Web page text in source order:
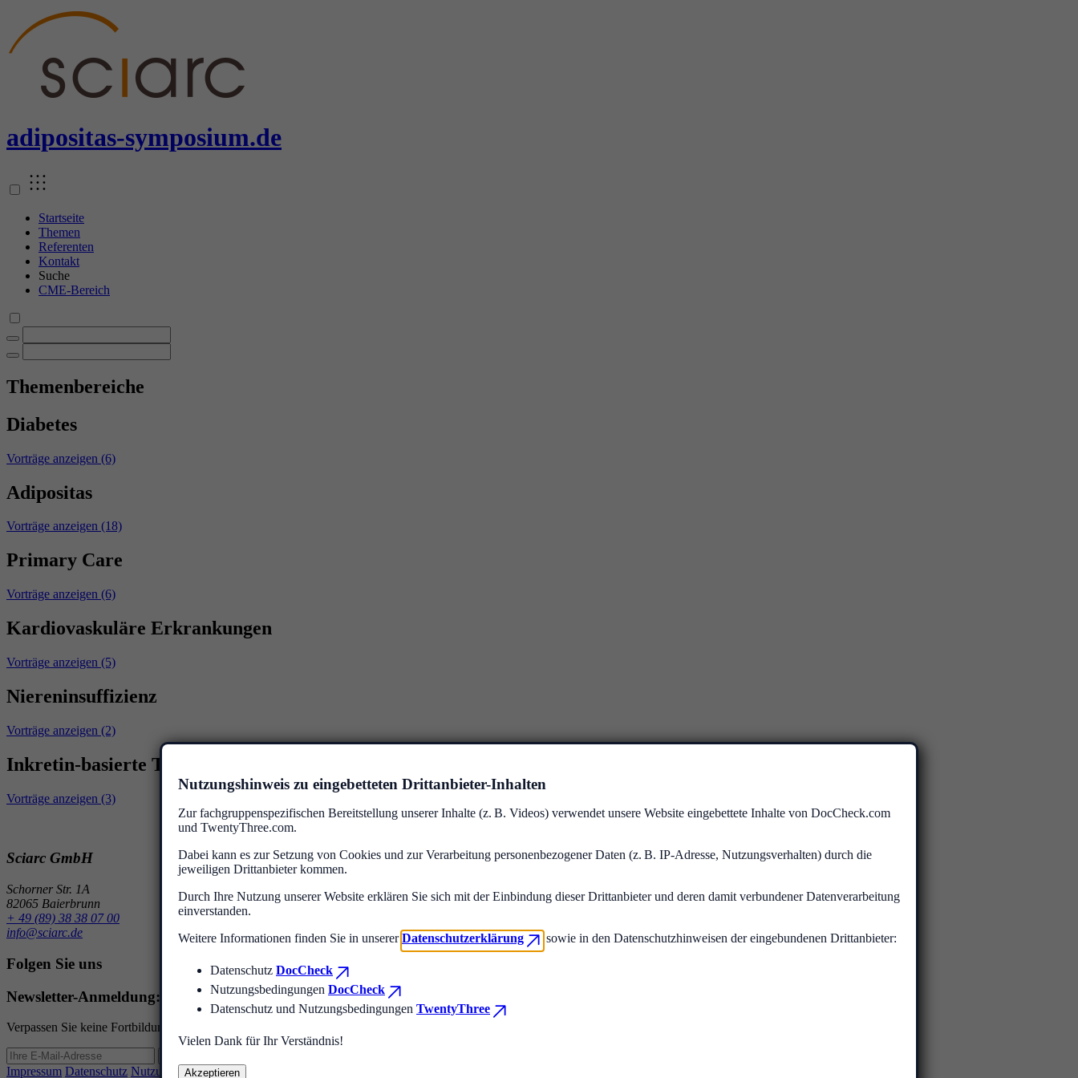
adipositas-symposium.de
Startseite
Themen
Referenten
Kontakt
Suche
CME-Bereich
Themenbereiche
Diabetes
Vorträge anzeigen (6)
Adipositas
Vorträge anzeigen (18)
Primary Care
Vorträge anzeigen (6)
Kardiovaskuläre Erkrankungen
Vorträge anzeigen (5)
Niereninsuffizienz
Vorträge anzeigen (2)
Inkretin-basierte Therapien
Vorträge anzeigen (3)
Sciarc GmbH
Schorner Str. 1A
82065 Baierbrunn
+ 49 (89) 38 38 07 00
info@sciarc.de
Folgen Sie uns
Newsletter-Anmeldung: Bleiben Sie informiert!
Verpassen Sie keine Fortbildung und CME-Punkte mehr! Melden Sie sich an, um aktuelle Schulungen direkt in Ihr Postfach zu erhalten.
Impressum Datenschutz Nutzungsbedingungen
Nutzungshinweis zu eingebetteten Drittanbieter-Inhalten
Zur fachgruppenspezifischen Bereitstellung unserer Inhalte (z. B. Videos) verwendet unsere Website eingebettete Inhalte von DocCheck.com
und TwentyThree.com.
Dabei kann es zur Setzung von Cookies und zur Verarbeitung personenbezogener Daten (z. B. IP-Adresse, Nutzungsverhalten) durch die
jeweiligen Drittanbieter kommen.
Durch Ihre Nutzung unserer Website erklären Sie sich mit der Einbindung dieser Drittanbieter und deren damit verbundener Datenverarbeitung
einverstanden.
Weitere Informationen finden Sie in unsererDatenschutzerklärung sowie in den Datenschutzhinweisen der eingebundenen Drittanbieter:
Datenschutz DocCheck
Nutzungsbedingungen DocCheck
Datenschutz und Nutzungsbedingungen TwentyThree
Vielen Dank für Ihr Verständnis!
Akzeptieren